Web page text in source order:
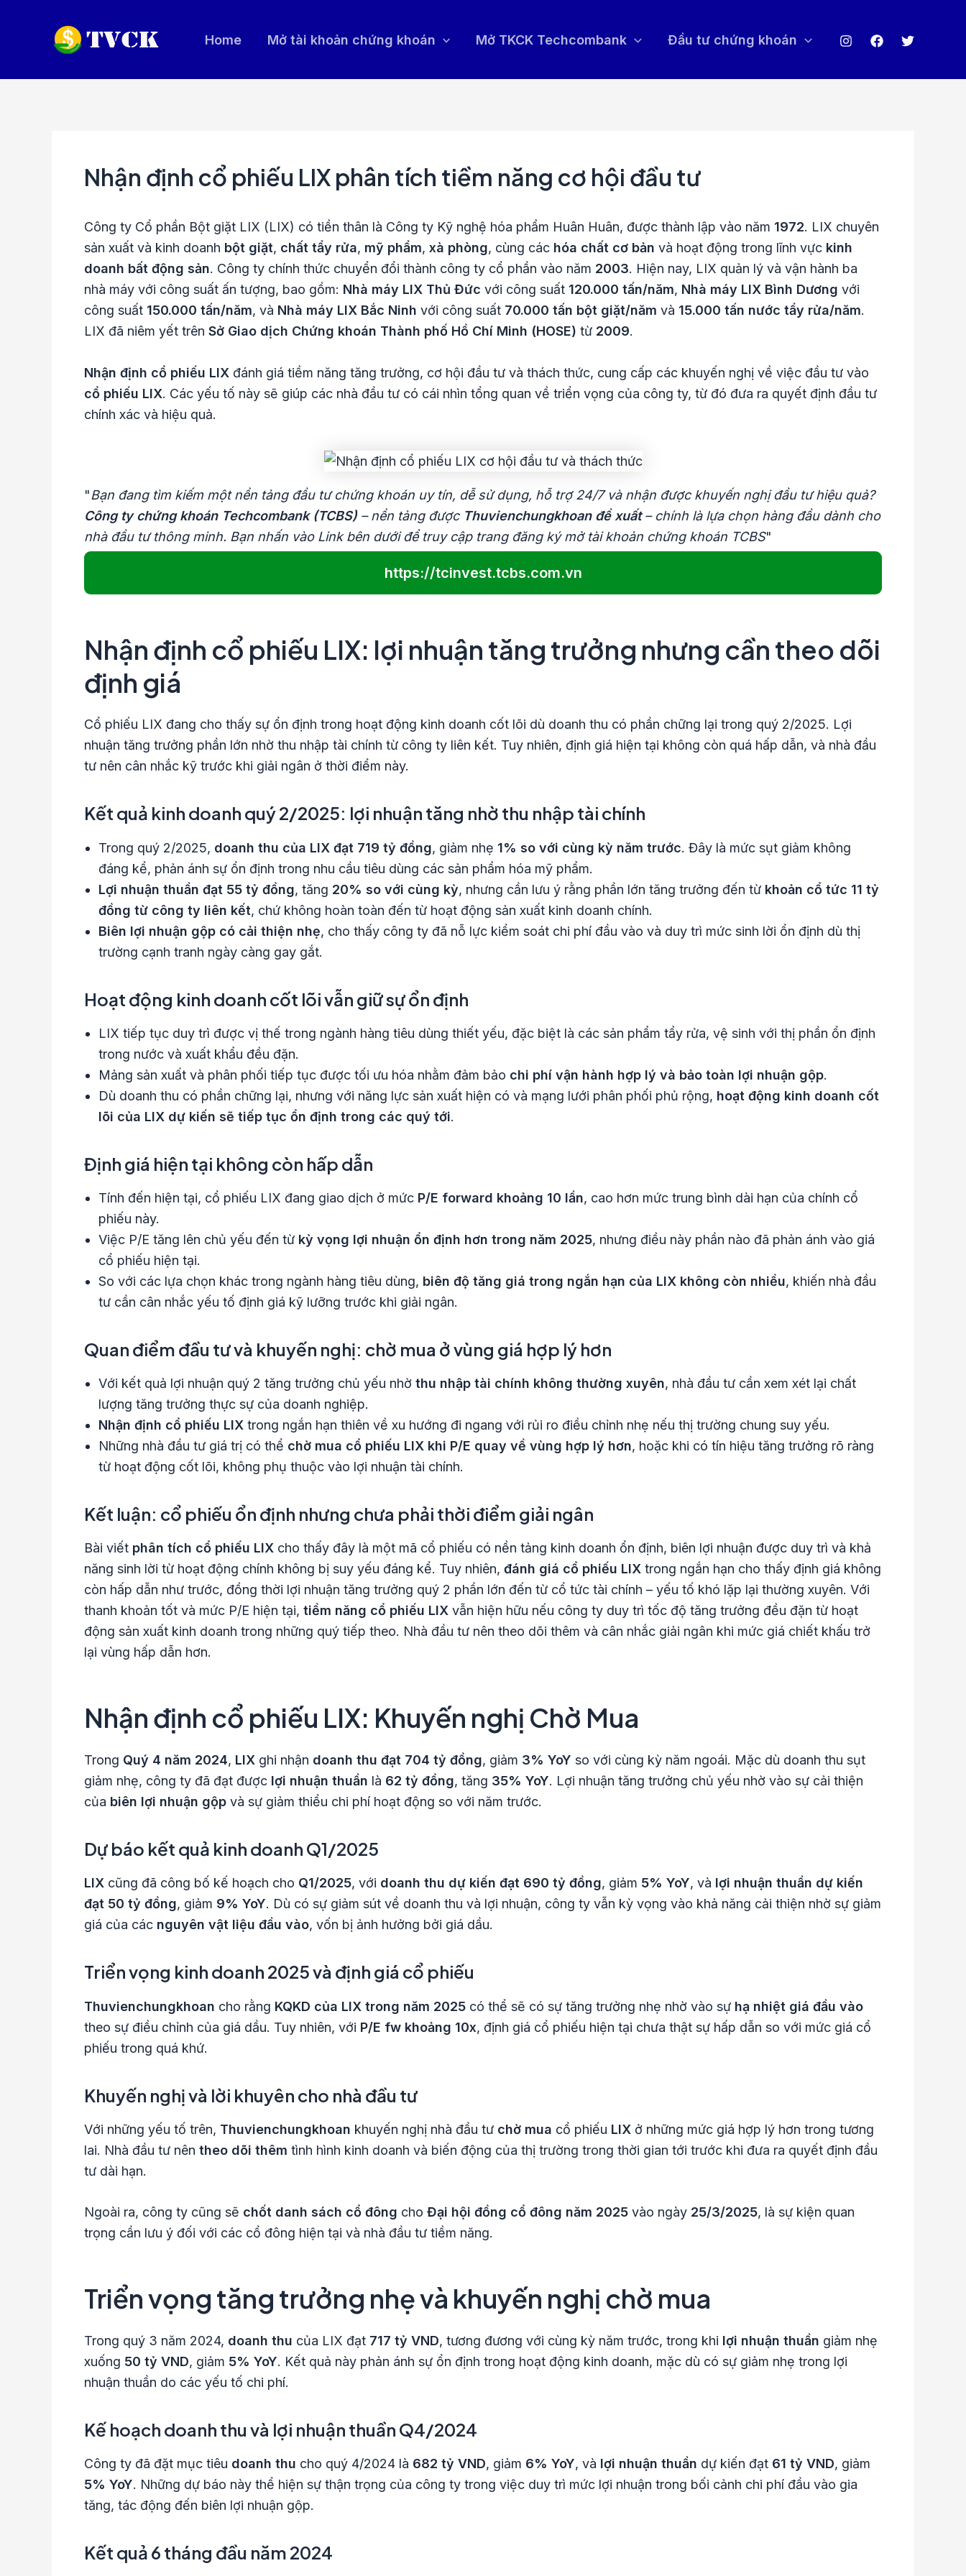
Home Mở tài khoản chứng khoán Mở TKCK Techcombank Đầu tư chứng khoán
Nhận định cổ phiếu LIX phân tích tiềm năng cơ hội đầu tư
Công ty Cổ phần Bột giặt LIX (LIX) có tiền thân là Công ty Kỹ nghệ hóa phẩm Huân Huân, được thành lập vào năm 1972. LIX chuyên
sản xuất và kinh doanh bột giặt, chất tẩy rửa, mỹ phẩm, xà phòng, cùng các hóa chất cơ bản và hoạt động trong lĩnh vực kinh
doanh bất động sản. Công ty chính thức chuyển đổi thành công ty cổ phần vào năm 2003. Hiện nay, LIX quản lý và vận hành ba
nhà máy với công suất ấn tượng, bao gồm: Nhà máy LIX Thủ Đức với công suất 120.000 tấn/năm, Nhà máy LIX Bình Dương với
công suất 150.000 tấn/năm, và Nhà máy LIX Bắc Ninh với công suất 70.000 tấn bột giặt/năm và 15.000 tấn nước tẩy rửa/năm.
LIX đã niêm yết trên Sở Giao dịch Chứng khoán Thành phố Hồ Chí Minh (HOSE) từ 2009.
Nhận định cổ phiếu LIX đánh giá tiềm năng tăng trưởng, cơ hội đầu tư và thách thức, cung cấp các khuyến nghị về việc đầu tư vào
cổ phiếu LIX. Các yếu tố này sẽ giúp các nhà đầu tư có cái nhìn tổng quan về triển vọng của công ty, từ đó đưa ra quyết định đầu tư
chính xác và hiệu quả.
"Bạn đang tìm kiếm một nền tảng đầu tư chứng khoán uy tín, dễ sử dụng, hỗ trợ 24/7 và nhận được khuyến nghị đầu tư hiệu quả?
Công ty chứng khoán Techcombank (TCBS) – nền tảng được Thuvienchungkhoan đề xuất– chính là lựa chọn hàng đầu dành cho
nhà đầu tư thông minh. Bạn nhấn vào Link bên dưới để truy cập trang đăng ký mở tài khoản chứng khoán TCBS"
https://tcinvest.tcbs.com.vn
Nhận định cổ phiếu LIX: lợi nhuận tăng trưởng nhưng cần theo dõi
định giá
Cổ phiếu LIX đang cho thấy sự ổn định trong hoạt động kinh doanh cốt lõi dù doanh thu có phần chững lại trong quý 2/2025. Lợi
nhuận tăng trưởng phần lớn nhờ thu nhập tài chính từ công ty liên kết. Tuy nhiên, định giá hiện tại không còn quá hấp dẫn, và nhà đầu
tư nên cân nhắc kỹ trước khi giải ngân ở thời điểm này.
Kết quả kinh doanh quý 2/2025: lợi nhuận tăng nhờ thu nhập tài chính
Trong quý 2/2025, doanh thu của LIX đạt 719 tỷ đồng, giảm nhẹ 1% so với cùng kỳ năm trước. Đây là mức sụt giảm không
đáng kể, phản ánh sự ổn định trong nhu cầu tiêu dùng các sản phẩm hóa mỹ phẩm.
Lợi nhuận thuần đạt 55 tỷ đồng, tăng 20% so với cùng kỳ, nhưng cần lưu ý rằng phần lớn tăng trưởng đến từ khoản cổ tức 11 tỷ
đồng từ công ty liên kết, chứ không hoàn toàn đến từ hoạt động sản xuất kinh doanh chính.
Biên lợi nhuận gộp có cải thiện nhẹ, cho thấy công ty đã nỗ lực kiểm soát chi phí đầu vào và duy trì mức sinh lời ổn định dù thị
trường cạnh tranh ngày càng gay gắt.
Hoạt động kinh doanh cốt lõi vẫn giữ sự ổn định
LIX tiếp tục duy trì được vị thế trong ngành hàng tiêu dùng thiết yếu, đặc biệt là các sản phẩm tẩy rửa, vệ sinh với thị phần ổn định
trong nước và xuất khẩu đều đặn.
Mảng sản xuất và phân phối tiếp tục được tối ưu hóa nhằm đảm bảo chi phí vận hành hợp lý và bảo toàn lợi nhuận gộp.
Dù doanh thu có phần chững lại, nhưng với năng lực sản xuất hiện có và mạng lưới phân phối phủ rộng, hoạt động kinh doanh cốt
lõi của LIX dự kiến sẽ tiếp tục ổn định trong các quý tới.
Định giá hiện tại không còn hấp dẫn
Tính đến hiện tại, cổ phiếu LIX đang giao dịch ở mức P/E forward khoảng 10 lần, cao hơn mức trung bình dài hạn của chính cổ
phiếu này.
Việc P/E tăng lên chủ yếu đến từ kỳ vọng lợi nhuận ổn định hơn trong năm 2025, nhưng điều này phần nào đã phản ánh vào giá
cổ phiếu hiện tại.
So với các lựa chọn khác trong ngành hàng tiêu dùng, biên độ tăng giá trong ngắn hạn của LIX không còn nhiều, khiến nhà đầu
tư cần cân nhắc yếu tố định giá kỹ lưỡng trước khi giải ngân.
Quan điểm đầu tư và khuyến nghị: chờ mua ở vùng giá hợp lý hơn
Với kết quả lợi nhuận quý 2 tăng trưởng chủ yếu nhờ thu nhập tài chính không thường xuyên, nhà đầu tư cần xem xét lại chất
lượng tăng trưởng thực sự của doanh nghiệp.
Nhận định cổ phiếu LIX trong ngắn hạn thiên về xu hướng đi ngang với rủi ro điều chỉnh nhẹ nếu thị trường chung suy yếu.
Những nhà đầu tư giá trị có thể chờ mua cổ phiếu LIX khi P/E quay về vùng hợp lý hơn, hoặc khi có tín hiệu tăng trưởng rõ ràng
từ hoạt động cốt lõi, không phụ thuộc vào lợi nhuận tài chính.
Kết luận: cổ phiếu ổn định nhưng chưa phải thời điểm giải ngân
Bài viết phân tích cổ phiếu LIX cho thấy đây là một mã cổ phiếu có nền tảng kinh doanh ổn định, biên lợi nhuận được duy trì và khả
năng sinh lời từ hoạt động chính không bị suy yếu đáng kể. Tuy nhiên, đánh giá cổ phiếu LIX trong ngắn hạn cho thấy định giá không
còn hấp dẫn như trước, đồng thời lợi nhuận tăng trưởng quý 2 phần lớn đến từ cổ tức tài chính – yếu tố khó lặp lại thường xuyên. Với
thanh khoản tốt và mức P/E hiện tại, tiềm năng cổ phiếu LIX vẫn hiện hữu nếu công ty duy trì tốc độ tăng trưởng đều đặn từ hoạt
động sản xuất kinh doanh trong những quý tiếp theo. Nhà đầu tư nên theo dõi thêm và cân nhắc giải ngân khi mức giá chiết khấu trở
lại vùng hấp dẫn hơn.
Nhận định cổ phiếu LIX: Khuyến nghị Chờ Mua
Trong Quý 4 năm 2024, LIX ghi nhận doanh thu đạt 704 tỷ đồng, giảm 3% YoY so với cùng kỳ năm ngoái. Mặc dù doanh thu sụt
giảm nhẹ, công ty đã đạt được lợi nhuận thuần là 62 tỷ đồng, tăng 35% YoY. Lợi nhuận tăng trưởng chủ yếu nhờ vào sự cải thiện
của biên lợi nhuận gộp và sự giảm thiểu chi phí hoạt động so với năm trước.
Dự báo kết quả kinh doanh Q1/2025
LIX cũng đã công bố kế hoạch cho Q1/2025, với doanh thu dự kiến đạt 690 tỷ đồng, giảm 5% YoY, và lợi nhuận thuần dự kiến
đạt 50 tỷ đồng, giảm 9% YoY. Dù có sự giảm sút về doanh thu và lợi nhuận, công ty vẫn kỳ vọng vào khả năng cải thiện nhờ sự giảm
giá của các nguyên vật liệu đầu vào, vốn bị ảnh hưởng bởi giá dầu.
Triển vọng kinh doanh 2025 và định giá cổ phiếu
Thuvienchungkhoan cho rằng KQKD của LIX trong năm 2025 có thể sẽ có sự tăng trưởng nhẹ nhờ vào sự hạ nhiệt giá đầu vào
theo sự điều chỉnh của giá dầu. Tuy nhiên, với P/E fw khoảng 10x, định giá cổ phiếu hiện tại chưa thật sự hấp dẫn so với mức giá cổ
phiếu trong quá khứ.
Khuyến nghị và lời khuyên cho nhà đầu tư
Với những yếu tố trên, Thuvienchungkhoan khuyến nghị nhà đầu tư chờ mua cổ phiếu LIX ở những mức giá hợp lý hơn trong tương
lai. Nhà đầu tư nên theo dõi thêm tình hình kinh doanh và biến động của thị trường trong thời gian tới trước khi đưa ra quyết định đầu
tư dài hạn.
Ngoài ra, công ty cũng sẽ chốt danh sách cổ đông cho Đại hội đồng cổ đông năm 2025 vào ngày 25/3/2025, là sự kiện quan
trọng cần lưu ý đối với các cổ đông hiện tại và nhà đầu tư tiềm năng.
Triển vọng tăng trưởng nhẹ và khuyến nghị chờ mua
Trong quý 3 năm 2024, doanh thu của LIX đạt 717 tỷ VND, tương đương với cùng kỳ năm trước, trong khi lợi nhuận thuần giảm nhẹ
xuống 50 tỷ VND, giảm 5% YoY. Kết quả này phản ánh sự ổn định trong hoạt động kinh doanh, mặc dù có sự giảm nhẹ trong lợi
nhuận thuần do các yếu tố chi phí.
Kế hoạch doanh thu và lợi nhuận thuần Q4/2024
Công ty đã đặt mục tiêu doanh thu cho quý 4/2024 là 682 tỷ VND, giảm 6% YoY, và lợi nhuận thuần dự kiến đạt 61 tỷ VND, giảm
5% YoY. Những dự báo này thể hiện sự thận trọng của công ty trong việc duy trì mức lợi nhuận trong bối cảnh chi phí đầu vào gia
tăng, tác động đến biên lợi nhuận gộp.
Kết quả 6 tháng đầu năm 2024